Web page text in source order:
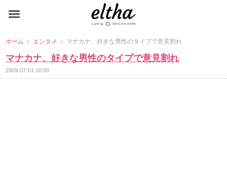
ホーム ＞ エンタメ ＞ マナカナ、好きな男性のタイプで意見割れ
マナカナ、好きな男性のタイプで意見割れ
2009-07-01 10:00